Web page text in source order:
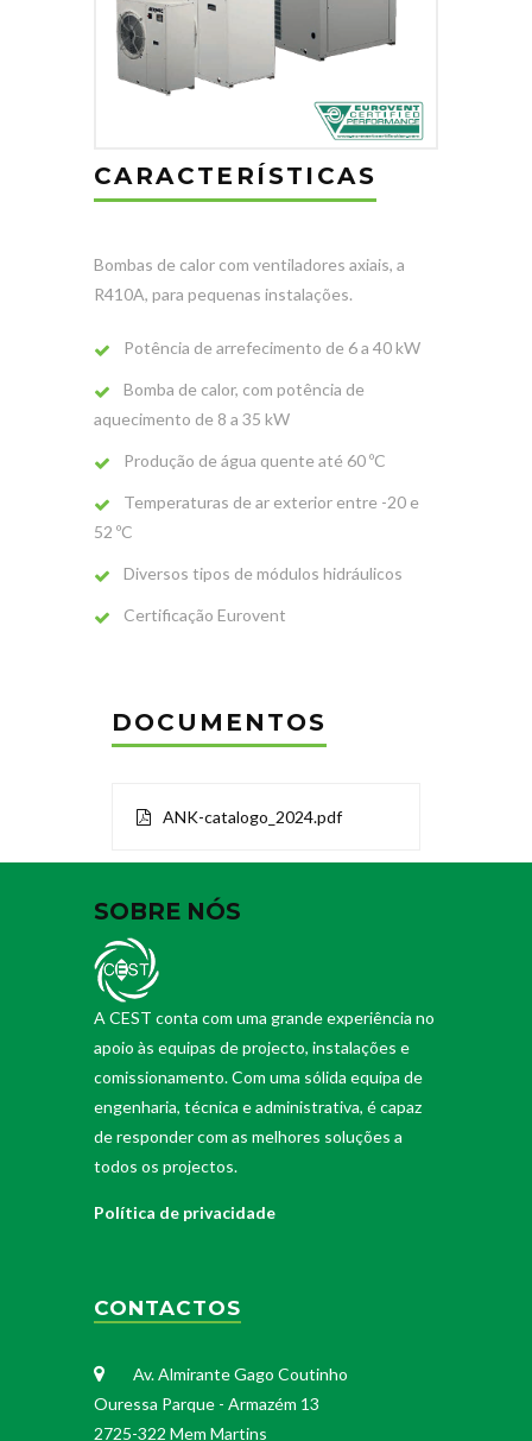
CARACTERÍSTICAS
Bombas de calor com ventiladores axiais, a
R410A, para pequenas instalações.
Potência de arrefecimento de 6 a 40 kW
Bomba de calor, com potência de
aquecimento de 8 a 35 kW
Produção de água quente até 60 ºC
Temperaturas de ar exterior entre -20 e
52 ºC
Diversos tipos de módulos hidráulicos
Certificação Eurovent
DOCUMENTOS
ANK-catalogo_2024.pdf
SOBRE NÓS
A CEST conta com uma grande experiência no
apoio às equipas de projecto, instalações e
comissionamento. Com uma sólida equipa de
engenharia, técnica e administrativa, é capaz
de responder com as melhores soluções a
todos os projectos.
Política de privacidade
CONTACTOS
Av. Almirante Gago Coutinho
Ouressa Parque - Armazém 13
2725-322 Mem Martins